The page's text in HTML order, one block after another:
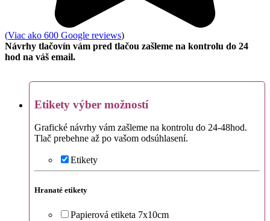
(Viac ako 600 Google reviews)
Návrhy tlačovín vám pred tlačou zašleme na kontrolu do 24
hod na váš email.
Etikety výber možností
Grafické návrhy vám zašleme na kontrolu do 24-48hod.
Tlač prebehne až po vašom odsúhlasení.
Etikety
Hranaté etikety
Papierová etiketa 7x10cm